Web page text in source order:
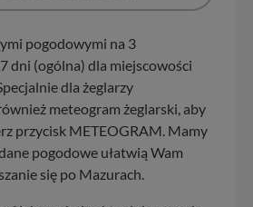
pogodowymi na 3
dni (ogólna) dla miejscowości
dla żeglarzy
meteogram żeglarski, aby
przycisk METEOGRAM. Mamy
pogodowe ułatwią Wam
się po Mazurach.